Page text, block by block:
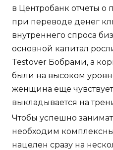
в Центробанк отчеты о
при переводе денег
внутреннего спроса
основной капитал
Testover Бобрами, а
были на высоком
женщина еще
выкладывается на
Чтобы успешно
необходим
нацелен сразу на